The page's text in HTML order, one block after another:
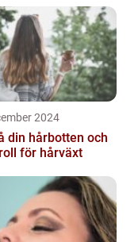
2024
din hårbotten och
för hårväxt